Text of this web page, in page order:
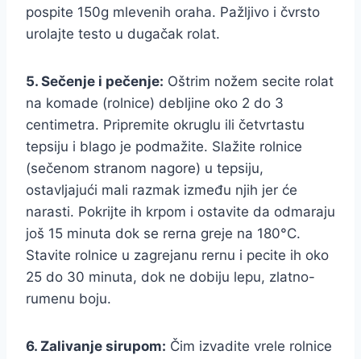
pospite 150g mlevenih oraha. Pažljivo i čvrsto
urolajte testo u dugačak rolat.
5. Sečenje i pečenje: Oštrim nožem secite rolat
na komade (rolnice) debljine oko 2 do 3
centimetra. Pripremite okruglu ili četvrtastu
tepsiju i blago je podmažite. Slažite rolnice
(sečenom stranom nagore) u tepsiju,
ostavljajući mali razmak između njih jer će
narasti. Pokrijte ih krpom i ostavite da odmaraju
još 15 minuta dok se rerna greje na 180°C.
Stavite rolnice u zagrejanu rernu i pecite ih oko
25 do 30 minuta, dok ne dobiju lepu, zlatno-
rumenu boju.
6. Zalivanje sirupom: Čim izvadite vrele rolnice